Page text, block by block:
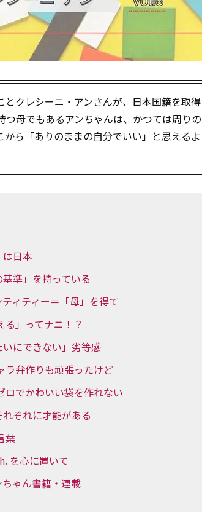
とクレシーニ・アンさんが、日本国籍を取
つ母でもあるアンちゃんは、かつては周り
から「ありのままの自分でいい」と思える
日本
準」を持っている
ィティー＝「母」を得て
る」ってナニ！？
いにできない」劣等感
ラ弁作りも頑張ったけど
ロでかわいい袋を作れない
ぞれに才能がある
葉
を心に置いて
ゃん書籍・連載